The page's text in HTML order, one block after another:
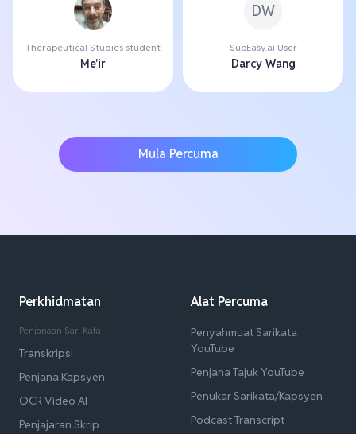
Therapeutical Studies student
Me'ir
DW
SubEasy.ai User
Darcy Wang
Mula Percuma
Perkhidmatan
Penjanaan Sari Kata
Transkripsi
Penjana Kapsyen
OCR Video AI
Penjajaran Skrip
Alat Percuma
Penyahmuat Sarikata
YouTube
Penjana Tajuk YouTube
Penukar Sarikata/Kapsyen
Podcast Transcript